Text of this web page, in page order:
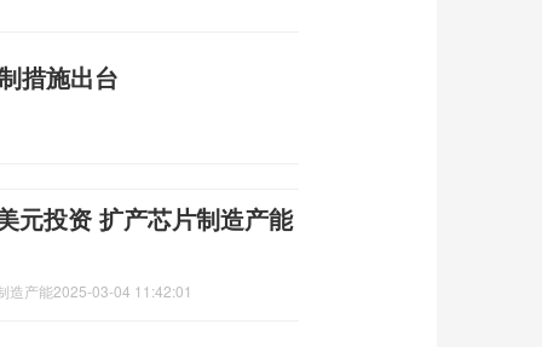
措施出台
元投资 扩产芯片制造产能
造产能2025-03-04 11:42:01